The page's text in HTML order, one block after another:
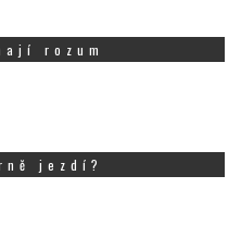
rozum
jezdí?